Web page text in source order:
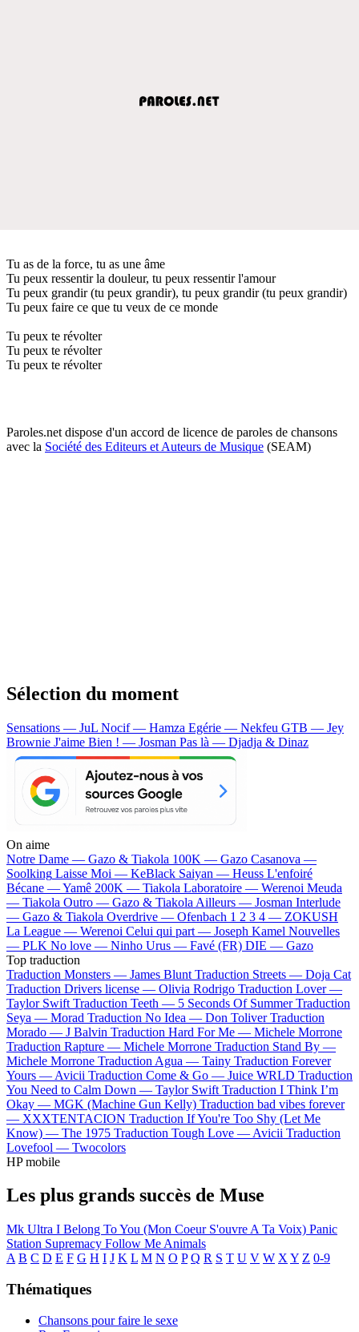
Tu as de la force, tu as une âme
Tu peux ressentir la douleur, tu peux ressentir l'amour
Tu peux grandir (tu peux grandir), tu peux grandir (tu peux grandir)
Tu peux faire ce que tu veux de ce monde
Tu peux te révolter
Tu peux te révolter
Tu peux te révolter
Paroles.net dispose d'un accord de licence de paroles de chansons
avec la Société des Editeurs et Auteurs de Musique (SEAM)
Sélection du moment
Sensations — JuL Nocif — Hamza Egérie — Nekfeu GTB — Jey
Brownie J'aime Bien ! — Josman Pas là — Djadja & Dinaz
On aime
Notre Dame — Gazo & Tiakola 100K — Gazo Casanova —
Soolking Laisse Moi — KeBlack Saiyan — Heuss L'enfoiré
Bécane —Yamê 200K — Tiakola Laboratoire — Werenoi Meuda
— Tiakola Outro — Gazo & Tiakola Ailleurs — Josman Interlude
— Gazo & Tiakola Overdrive — Ofenbach 1 2 3 4 — ZOKUSH
La League — Werenoi Celui qui part — Joseph Kamel Nouvelles
— PLK No love — Ninho Urus — Favé (FR) DIE — Gazo
Top traduction
Traduction Monsters — James Blunt Traduction Streets — Doja Cat
Traduction Drivers license — Olivia Rodrigo Traduction Lover —
Taylor Swift Traduction Teeth — 5 Seconds Of Summer Traduction
Seya — Morad Traduction No Idea — Don Toliver Traduction
Morado — J Balvin Traduction Hard For Me — Michele Morrone
Traduction Rapture — Michele Morrone Traduction Stand By —
Michele Morrone Traduction Agua — Tainy Traduction Forever
Yours — Avicii Traduction Come & Go — Juice WRLD Traduction
You Need to Calm Down — Taylor Swift Traduction I Think I’m
Okay — MGK (Machine Gun Kelly) Traduction bad vibes forever
— XXXTENTACION Traduction If You're Too Shy (Let Me
Know) — The 1975 Traduction Tough Love — Avicii Traduction
Lovefool — Twocolors
HP mobile
Les plus grands succès de Muse
Mk Ultra I Belong To You (Mon Coeur S'ouvre A Ta Voix) Panic
Station Supremacy Follow Me Animals
A B C D E F G H I J K L M N O P Q R S T U V W X Y Z 0-9
Thématiques
Chansons pour faire le sexe